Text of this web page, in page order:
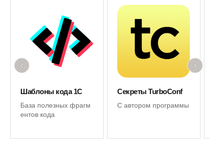
Шаблоны кода 1С
База полезных фрагм
ентов кода
Секреты TurboConf
С автором программы
‹ ›